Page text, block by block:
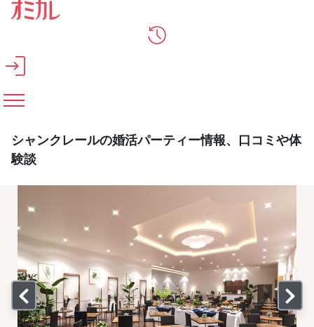
メインコンテンツへスキップ
シャンクレールの婚活パーティー情報、口コミや体
験談